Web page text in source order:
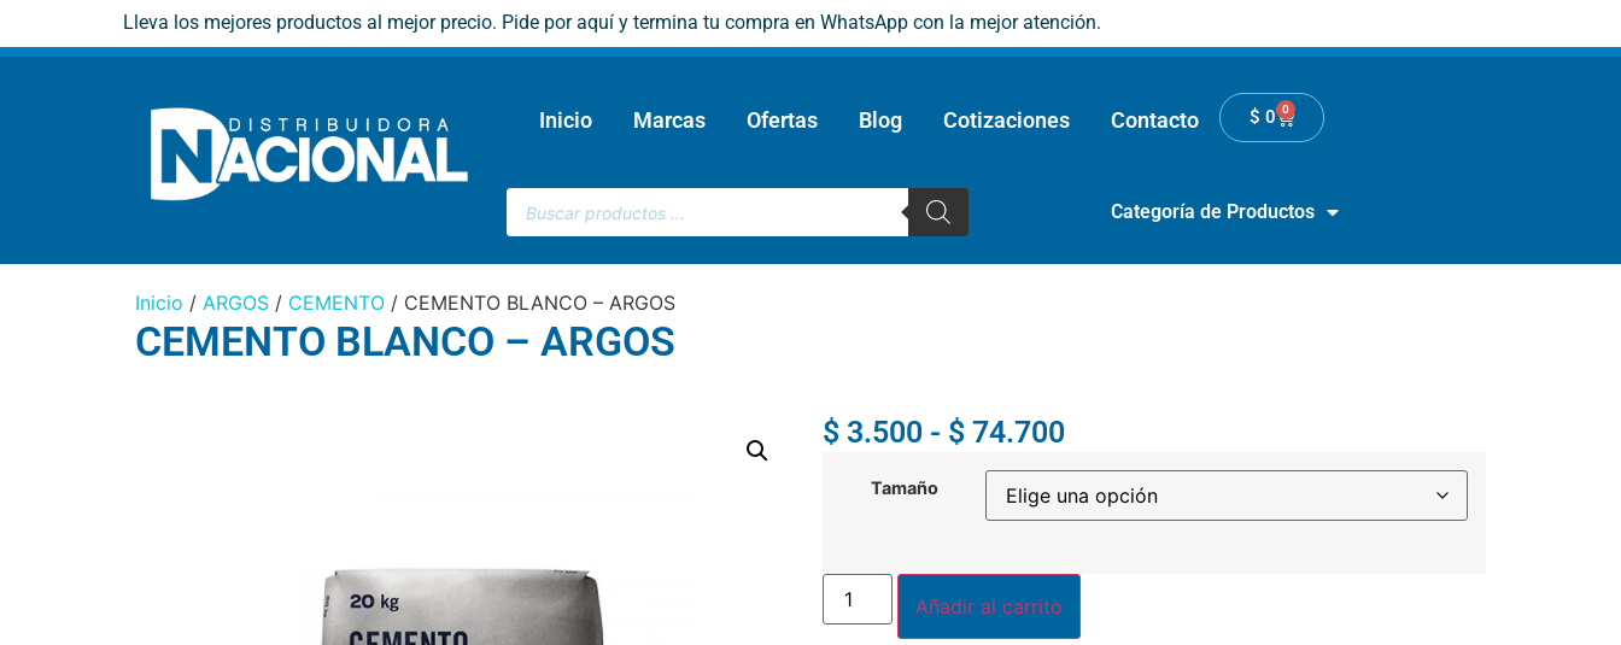
Lleva los mejores productos al mejor precio. Pide por aquí y termina tu compra en WhatsApp con la mejor atención.
Inicio Marcas Ofertas Blog Cotizaciones Contacto $ 0 0
Categoría de Productos
Inicio / ARGOS / CEMENTO / CEMENTO BLANCO – ARGOS
CEMENTO BLANCO – ARGOS
$ 3.500 - $ 74.700
Tamaño
Añadir al carrito